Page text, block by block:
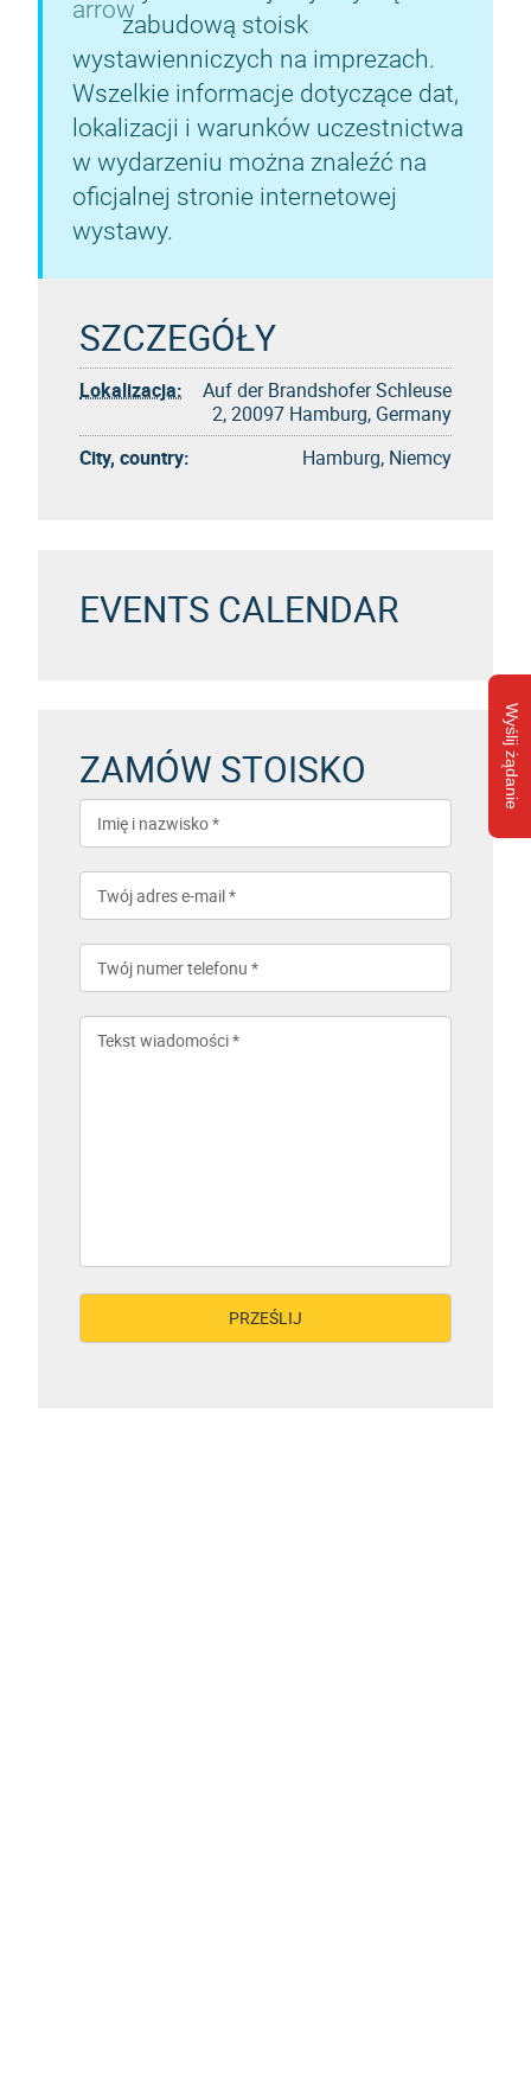
Wyślij żądanie
zabudową stoisk
wystawienniczych na imprezach.
Wszelkie informacje dotyczące dat,
lokalizacji i warunków uczestnictwa
w wydarzeniu można znaleźć na
oficjalnej stronie internetowej
wystawy.
SZCZEGÓŁY
Lokalizacja:
Auf der Brandshofer Schleuse
2, 20097 Hamburg, Germany
City, country:
Hamburg, Niemcy
EVENTS CALENDAR
ZAMÓW STOISKO